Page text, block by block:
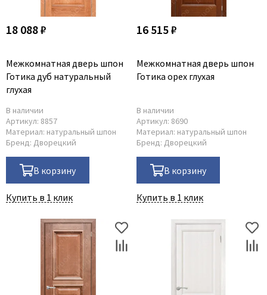
18 088 ₽
Межкомнатная дверь шпон
Готика дуб натуральный
глухая
В наличии
Артикул: 8857
Материал: натуральный шпон
Бренд: Дворецкий
В корзину
Купить в 1 клик
16 515 ₽
Межкомнатная дверь шпон
Готика орех глухая
В наличии
Артикул: 8690
Материал: натуральный шпон
Бренд: Дворецкий
В корзину
Купить в 1 клик